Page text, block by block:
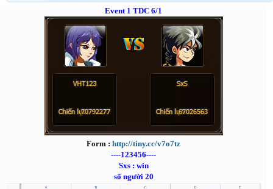
Event 1 TDC 6/1
Form : http://tiny.cc/v7o7tz
----123456----
Sxs : win
số người 20